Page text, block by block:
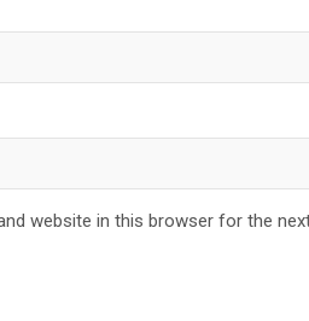
website in this browser for the